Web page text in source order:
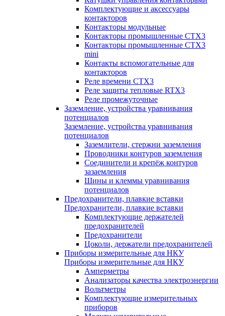
Комплектующие и аксессуары
контакторов
Контакторы модульные
Контакторы промышленные CTX3
Контакторы промышленные CTX3
mini
Контакты вспомогательные для
контакторов
Реле времени CTX3
Реле защиты тепловые RTX3
Реле промежуточные
Заземление, устройства уравнивания
потенциалов
Заземление, устройства уравнивания
потенциалов
Заземлители, стержни заземления
Проводники контуров заземления
Соединители и крепёж контуров
зазаемления
Шины и клеммы уравнивания
потенциалов
Предохранители, плавкие вставки
Предохранители, плавкие вставки
Комплектующие держателей
предохранителей
Предохранители
Цоколи, держатели предохранителей
Приборы измерительные для НКУ
Приборы измерительные для НКУ
Амперметры
Анализаторы качества электроэнергии
Вольтметры
Комплектующие измерительных
приборов